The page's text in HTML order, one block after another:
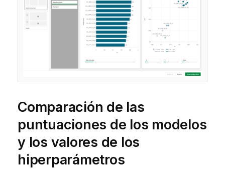
Comparación de las
puntuaciones de los modelos
y los valores de los
hiperparámetros